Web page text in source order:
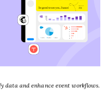
data and enhance event workflows.